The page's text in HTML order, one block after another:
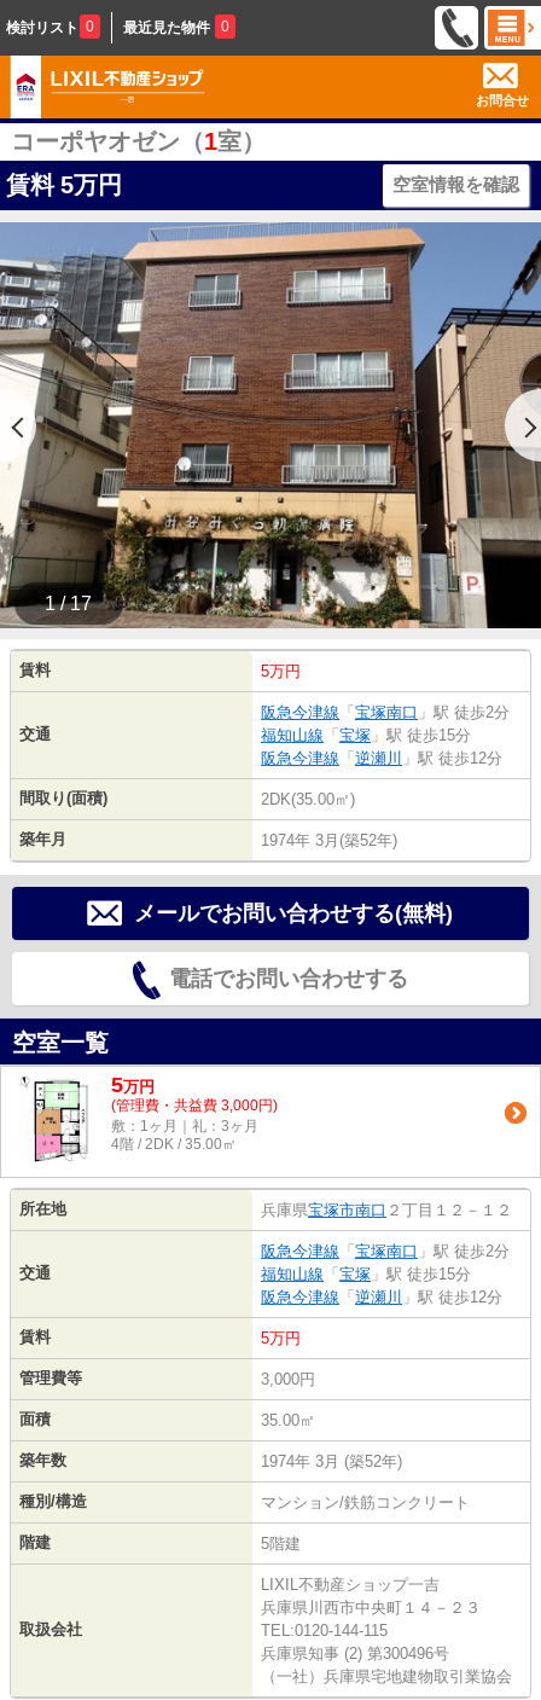
検討リスト 0 最近見た物件 0
お問合せ
コーポヤオゼン（1室）
賃料 5万円 空室情報を確認
1 / 17
賃料 5万円
交通
阪急今津線 「 宝塚南口 」駅 徒歩2分
福知山線 「 宝塚 」駅 徒歩15分
阪急今津線 「 逆瀬川 」駅 徒歩12分
間取り(面積) 2DK(35.00㎡)
築年月 1974年 3月(築52年)
メールでお問い合わせする(無料)
電話でお問い合わせする
空室一覧
5万円
(管理費・共益費 3,000円)
敷：1ヶ月｜礼：3ヶ月
4階 / 2DK / 35.00㎡
所在地 兵庫県宝塚市南口 ２丁目１２－１２
交通
阪急今津線 「 宝塚南口 」駅 徒歩2分
福知山線 「 宝塚 」駅 徒歩15分
阪急今津線 「 逆瀬川 」駅 徒歩12分
賃料 5万円
管理費等 3,000円
面積 35.00㎡
築年数 1974年 3月 (築52年)
種別/構造 マンション/鉄筋コンクリート
階建 5階建
取扱会社
LIXIL不動産ショップ一吉
兵庫県川西市中央町１４－２３
TEL:0120-144-115
兵庫県知事 (2) 第300496号
（一社）兵庫県宅地建物取引業協会